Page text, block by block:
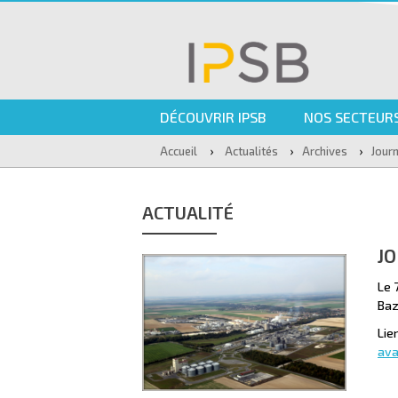
DÉCOUVRIR IPSB NOS
Accueil › Actualités › Archives ›
ACTUALITÉ
Le